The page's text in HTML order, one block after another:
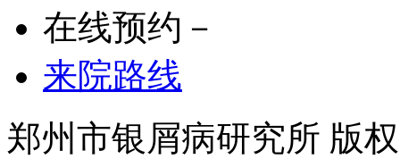
在线预约－
来院路线
郑州市银屑病研究所 版